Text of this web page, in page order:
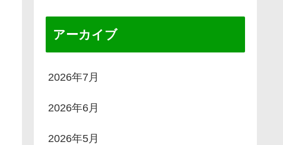
アーカイブ
2026年7月
2026年6月
2026年5月